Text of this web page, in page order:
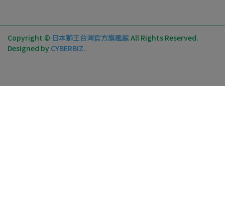
Copyright © 日本獅王台灣官方旗艦館All Rights Reserved.
Designed by CYBERBIZ.